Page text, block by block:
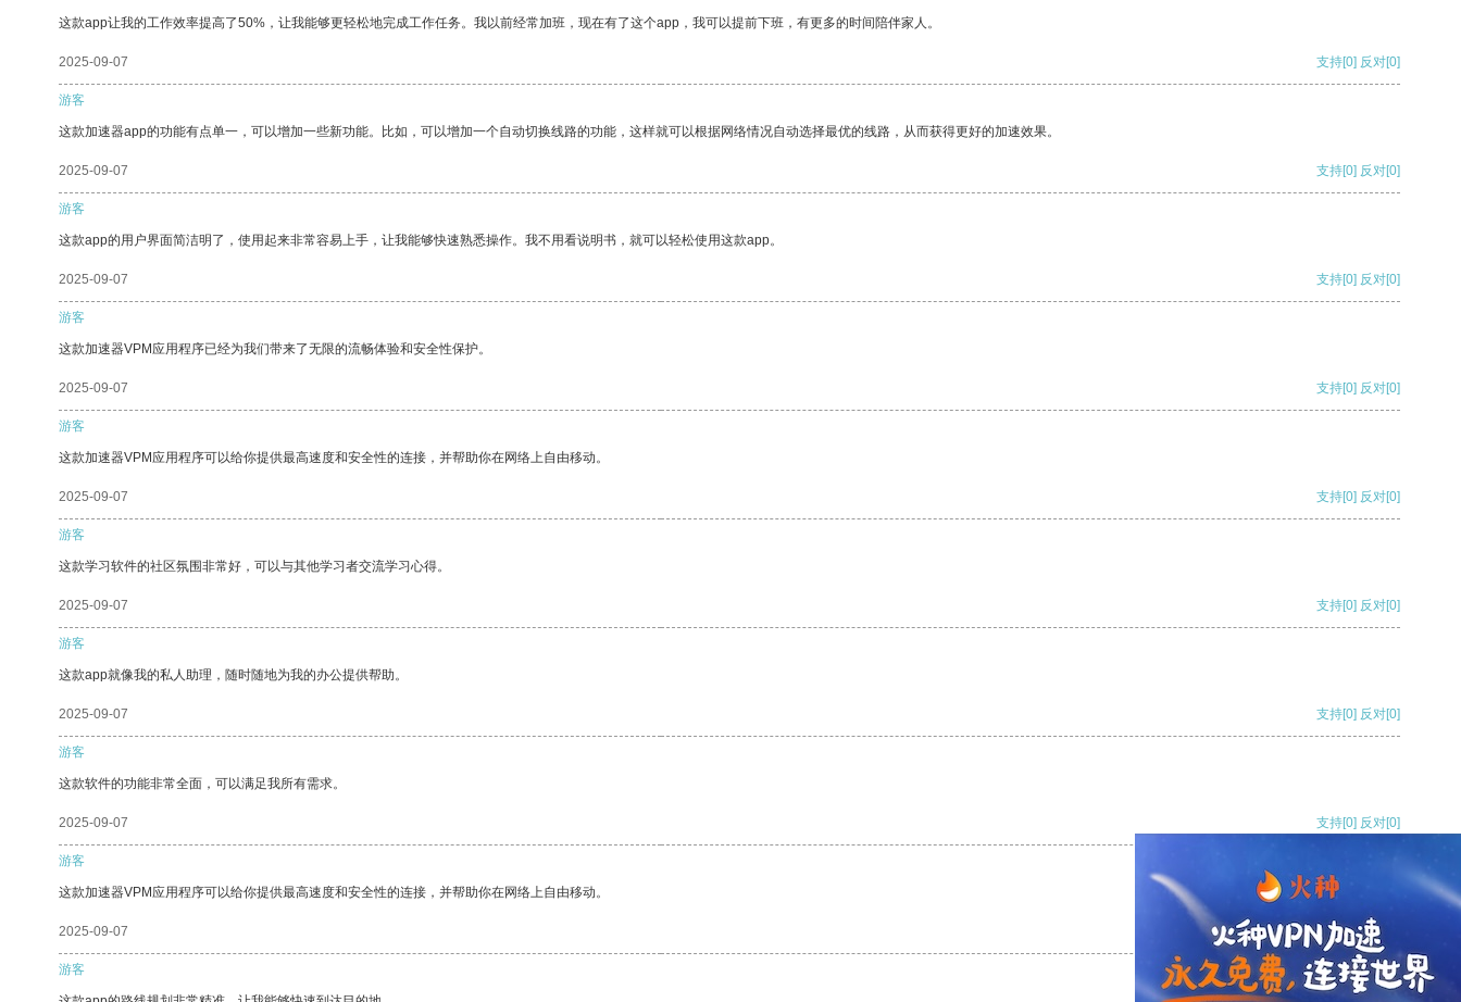
这款app让我的工作效率提高了50%，让我能够更轻松地完成工作任务。我以前经常加班，现在有了这个app，我可以提前下班，有更多的时间陪伴家人。
2025-09-07 支持[0] 反对[0]
游客
这款加速器app的功能有点单一，可以增加一些新功能。比如，可以增加一个自动切换线路的功能，这样就可以根据网络情况自动选择最优的线路，从而获得更好的加速效果。
2025-09-07 支持[0] 反对[0]
游客
这款app的用户界面简洁明了，使用起来非常容易上手，让我能够快速熟悉操作。我不用看说明书，就可以轻松使用这款app。
2025-09-07 支持[0] 反对[0]
游客
这款加速器VPM应用程序已经为我们带来了无限的流畅体验和安全性保护。
2025-09-07 支持[0] 反对[0]
游客
这款加速器VPM应用程序可以给你提供最高速度和安全性的连接，并帮助你在网络上自由移动。
2025-09-07 支持[0] 反对[0]
游客
这款学习软件的社区氛围非常好，可以与其他学习者交流学习心得。
2025-09-07 支持[0] 反对[0]
游客
这款app就像我的私人助理，随时随地为我的办公提供帮助。
2025-09-07 支持[0] 反对[0]
游客
这款软件的功能非常全面，可以满足我所有需求。
2025-09-07 支持[0] 反对[0]
游客
这款加速器VPM应用程序可以给你提供最高速度和安全性的连接，并帮助你在网络上自由移动。
2025-09-07 支持[0] 反对
游客